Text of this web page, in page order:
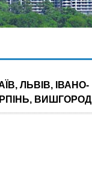
ЛЬВІВ, ІВАНО-
ВИШГОРОД